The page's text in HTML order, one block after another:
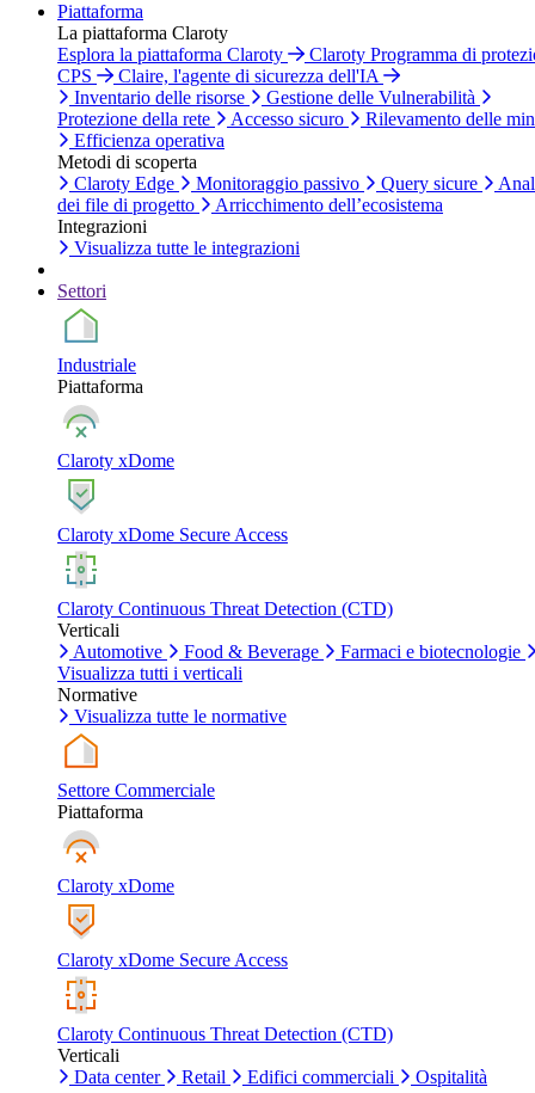
Piattaforma
La piattaforma Claroty
Esplora la piattaforma Claroty
Claroty Programma di
CPS
Claire, l'agente di sicurezza dell'IA
Inventario delle risorse
Gestione delle Vulnerabilità
Protezione della rete
Accesso sicuro
Rilevamento delle
Efficienza operativa
Metodi di scoperta
Claroty Edge
Monitoraggio passivo Query sicure
dei file di progetto
Arricchimento dell’ecosistema
Integrazioni
Visualizza tutte le integrazioni
Settori
Industriale
Piattaforma
Claroty xDome
Claroty xDome Secure Access
Claroty Continuous Threat Detection (CTD)
Verticali
Automotive
Food & Beverage
Farmaci e biotecnologie
Visualizza tutti i verticali
Normative
Visualizza tutte le normative
Settore Commerciale
Piattaforma
Claroty xDome
Claroty xDome Secure Access
Claroty Continuous Threat Detection (CTD)
Verticali
Data center
Retail Edifici commerciali Ospitalità